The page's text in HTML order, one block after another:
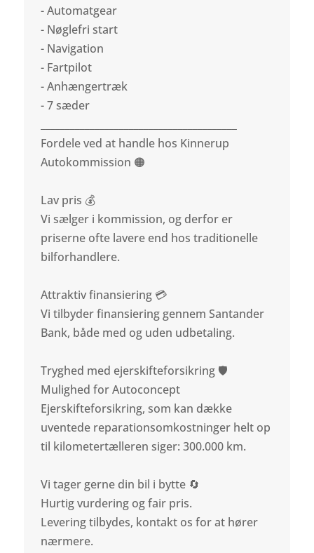
- Automatgear
- Nøglefri start
- Navigation
- Fartpilot
- Anhængertræk
- 7 sæder
Fordele ved at handle hos Kinnerup
Autokommission 🟠
Lav pris 💰
Vi sælger i kommission, og derfor er
priserne ofte lavere end hos traditionelle
bilforhandlere.
Attraktiv finansiering 💳
Vi tilbyder finansiering gennem Santander
Bank, både med og uden udbetaling.
Tryghed med ejerskifteforsikring 🛡️
Mulighed for Autoconcept
Ejerskifteforsikring, som kan dække
uventede reparationsomkostninger helt op
til kilometertælleren siger: 300.000 km.
Vi tager gerne din bil i bytte 🔄
Hurtig vurdering og fair pris.
Levering tilbydes, kontakt os for at hører
nærmere.